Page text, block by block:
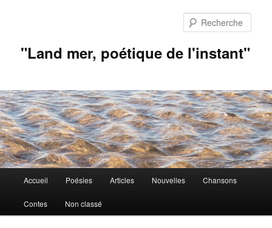
"Land mer, poétique de l'instant"
principal
Accueil Poésies Articles Nouvelles Chansons
Contes Non classé